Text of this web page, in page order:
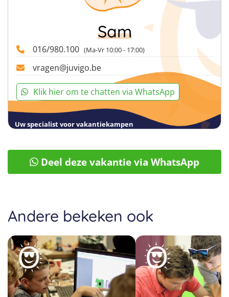
Sam
016/980.100 (Ma-Vr 10:00 - 17:00)
vragen@juvigo.be
Klik hier om te chatten via WhatsApp
Uw specialist voor vakantiekampen
Deel deze vakantie via WhatsApp
Andere bekeken ook